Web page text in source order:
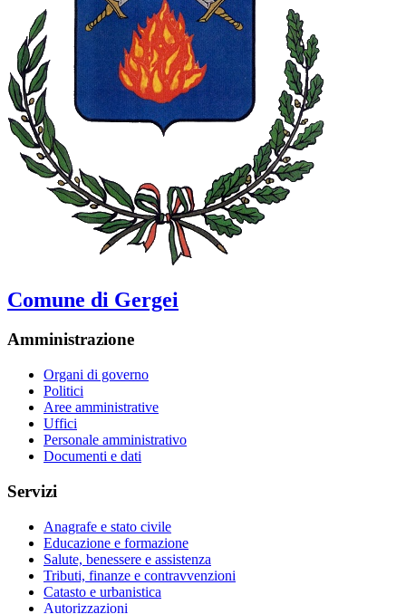
Comune di Gergei
Amministrazione
Organi di governo
Politici
Aree amministrative
Uffici
Personale amministrativo
Documenti e dati
Servizi
Anagrafe e stato civile
Educazione e formazione
Salute, benessere e assistenza
Tributi, finanze e contravvenzioni
Catasto e urbanistica
Autorizzazioni